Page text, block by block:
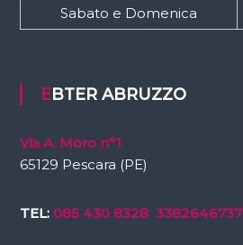
Sabato e Domenica
EBTER ABRUZZO
Via A. Moro n°1
65129 Pescara (PE)
TEL: 085 430 8328 3382646737